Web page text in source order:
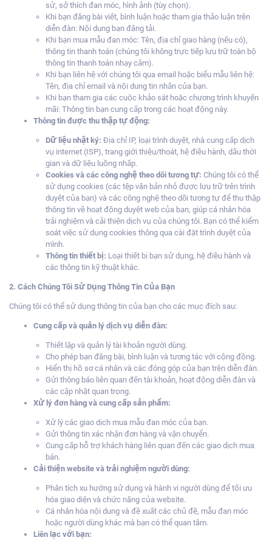
sử, sở thích đan móc, hình ảnh (tùy chọn).
Khi bạn đăng bài viết, bình luận hoặc tham gia thảo luận trên
diễn đàn: Nội dung bạn đăng tải.
Khi bạn mua mẫu đan móc: Tên, địa chỉ giao hàng (nếu có),
thông tin thanh toán (chúng tôi không trực tiếp lưu trữ toàn bộ
thông tin thanh toán nhạy cảm).
Khi bạn liên hệ với chúng tôi qua email hoặc biểu mẫu liên hệ:
Tên, địa chỉ email và nội dung tin nhắn của bạn.
Khi bạn tham gia các cuộc khảo sát hoặc chương trình khuyến
mãi: Thông tin bạn cung cấp trong các hoạt động này.
Thông tin được thu thập tự động:
Dữ liệu nhật ký: Địa chỉ IP, loại trình duyệt, nhà cung cấp dịch
vụ internet (ISP), trang giới thiệu/thoát, hệ điều hành, dấu thời
gian và dữ liệu luồng nhấp.
Cookies và các công nghệ theo dõi tương tự: Chúng tôi có thể
sử dụng cookies (các tệp văn bản nhỏ được lưu trữ trên trình
duyệt của bạn) và các công nghệ theo dõi tương tự để thu thập
thông tin về hoạt động duyệt web của bạn, giúp cá nhân hóa
trải nghiệm và cải thiện dịch vụ của chúng tôi. Bạn có thể kiểm
soát việc sử dụng cookies thông qua cài đặt trình duyệt của
mình.
Thông tin thiết bị: Loại thiết bị bạn sử dụng, hệ điều hành và
các thông tin kỹ thuật khác.
2. Cách Chúng Tôi Sử Dụng Thông Tin Của Bạn
Chúng tôi có thể sử dụng thông tin của bạn cho các mục đích sau:
Cung cấp và quản lý dịch vụ diễn đàn:
Thiết lập và quản lý tài khoản người dùng.
Cho phép bạn đăng bài, bình luận và tương tác với cộng đồng.
Hiển thị hồ sơ cá nhân và các đóng góp của bạn trên diễn đàn.
Gửi thông báo liên quan đến tài khoản, hoạt động diễn đàn và
các cập nhật quan trọng.
Xử lý đơn hàng và cung cấp sản phẩm:
Xử lý các giao dịch mua mẫu đan móc của bạn.
Gửi thông tin xác nhận đơn hàng và vận chuyển.
Cung cấp hỗ trợ khách hàng liên quan đến các giao dịch mua
bán.
Cải thiện website và trải nghiệm người dùng:
Phân tích xu hướng sử dụng và hành vi người dùng để tối ưu
hóa giao diện và chức năng của website.
Cá nhân hóa nội dung và đề xuất các chủ đề, mẫu đan móc
hoặc người dùng khác mà bạn có thể quan tâm.
Liên lạc với bạn: